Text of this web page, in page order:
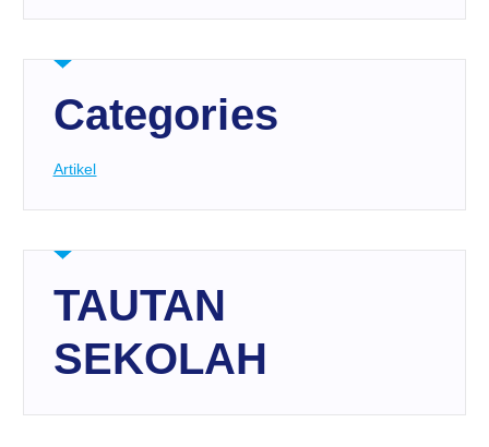
Categories
Artikel
TAUTAN
SEKOLAH